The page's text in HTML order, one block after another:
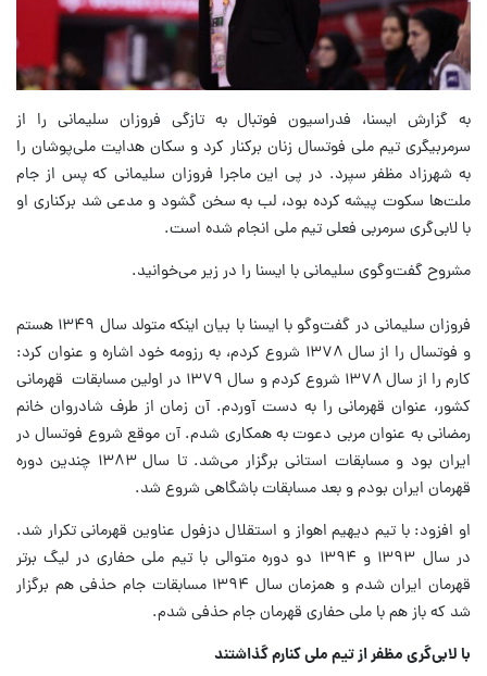
به گزارش ایسنا، فدراسیون فوتبال به تازگی فروزان سلیمانی را از
سرمربیگری تیم ملی فوتسال زنان برکنار کرد و سکان هدایت ملی‌پوشان را
به شهرزاد مظفر سپرد. در پی این ماجرا فروزان سلیمانی که پس از جام
ملت‌ها سکوت پیشه کرده بود، لب به سخن گشود و مدعی شد برکناری او
با لابی‌گری سرمربی فعلی تیم ملی انجام شده است.
مشروح گفت‌وگوی سلیمانی با ایسنا را در زیر می‌خوانید.
فروزان سلیمانی در گفت‌وگو با ایسنا با بیان اینکه متولد سال ۱۳۴۹ هستم
و فوتسال را از سال ۱۳۷۸ شروع کردم، به رزومه خود اشاره و عنوان کرد:
کارم را از سال ۱۳۷۸ شروع کردم و سال ۱۳۷۹ در اولین مسابقات قهرمانی
کشور، عنوان قهرمانی را به دست آوردم. آن زمان از طرف شادروان خانم
رمضانی به عنوان مربی دعوت به همکاری شدم. آن موقع شروع فوتسال در
ایران بود و مسابقات استانی برگزار می‌شد. تا سال ۱۳۸۳ چندین دوره
قهرمان ایران بودم و بعد مسابقات باشگاهی شروع شد.
او افزود: با تیم دیهیم اهواز و استقلال دزفول عناوین قهرمانی تکرار شد.
در سال ۱۳۹۳ و ۱۳۹۴ دو دوره متوالی با تیم ملی حفاری در لیگ برتر
قهرمان ایران شدم و همزمان سال ۱۳۹۴ مسابقات جام حذفی هم برگزار
شد که باز هم با ملی حفاری قهرمان جام حذفی شدم.
با لابی‌گری مظفر از تیم ملی کنارم گذاشتند